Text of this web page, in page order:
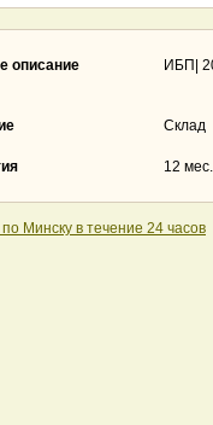
описание ИБП|
Склад
12 мес.
Минску в течение 24 часов